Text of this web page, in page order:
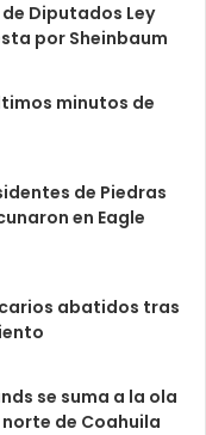
Diputados Ley
por Sheinbaum
minutos de
de Piedras
en Eagle
abatidos tras
se suma a la ola
de Coahuila